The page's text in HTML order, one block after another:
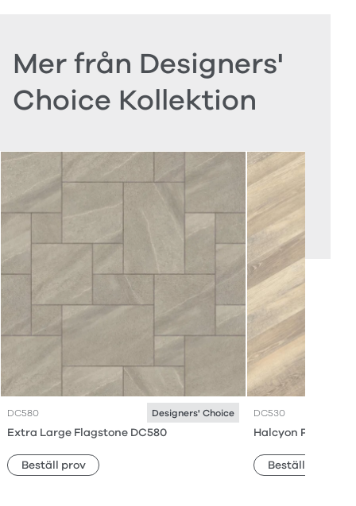
Mer från Designers'
Choice Kollektion
DC580 Designers' Choice
Extra Large Flagstone DC580
Beställ prov
DC530
Halcyon Pleat
Beställ prov